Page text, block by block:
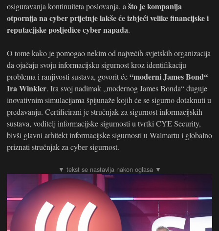
osiguravanja kontinuiteta poslovanja, a što je kompanija
otpornija na cyber prijetnje lakše će izbjeći velike financijske i
reputacijske posljedice cyber napada.
O tome kako je pomogao nekim od najvećih svjetskih organizacija
da ojačaju svoju informacijsku sigurnost kroz identifikaciju
problema i ranjivosti sustava, govorit će“moderni James Bond“
Ira Winkler. Ira svoj nadimak „modernog James Bonda“ duguje
inovativnim simulacijama špijunaže kojih će se sigurno dotaknuti u
predavanju. Certificirani je stručnjak za sigurnost informacijskih
sustava, voditelj informacijske sigurnosti u tvrtki CYE Security,
bivši glavni arhitekt informacijske sigurnosti u Walmartu i globalno
priznati stručnjak za cyber sigurnost.